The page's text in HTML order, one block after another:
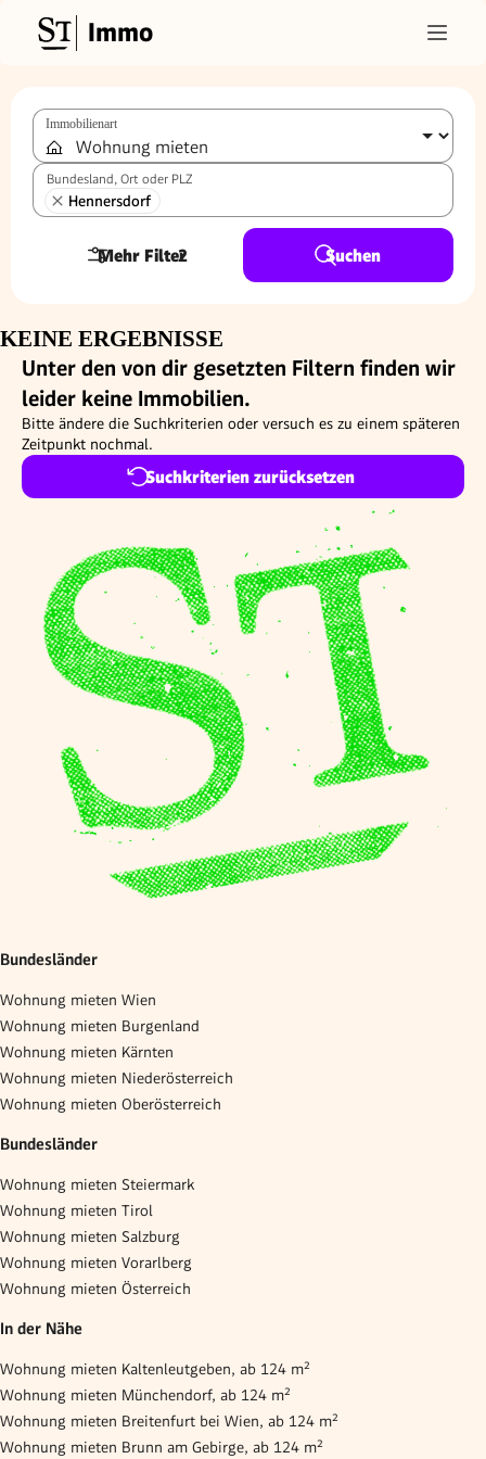
Immo
Immobilienart
Bundesland, Ort oder PLZ
Hennersdorf
Mehr Filter
2 Suchen
KEINE ERGEBNISSE
Unter den von dir gesetzten Filtern finden wir
leider keine Immobilien.
Bitte ändere die Suchkriterien oder versuch es zu einem späteren
Zeitpunkt nochmal.
Suchkriterien zurücksetzen
Bundesländer
Wohnung mieten Wien
Wohnung mieten Burgenland
Wohnung mieten Kärnten
Wohnung mieten Niederösterreich
Wohnung mieten Oberösterreich
Bundesländer
Wohnung mieten Steiermark
Wohnung mieten Tirol
Wohnung mieten Salzburg
Wohnung mieten Vorarlberg
Wohnung mieten Österreich
In der Nähe
Wohnung mieten Kaltenleutgeben, ab 124 m²
Wohnung mieten Münchendorf, ab 124 m²
Wohnung mieten Breitenfurt bei Wien, ab 124 m²
Wohnung mieten Brunn am Gebirge, ab 124 m²